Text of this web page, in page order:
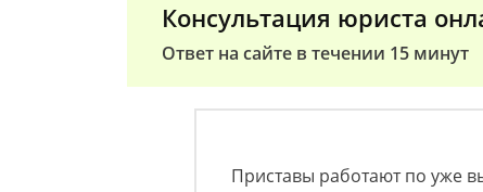
Консультация юриста
Ответ на сайте в течении 15 минут
Приставы работают по уже